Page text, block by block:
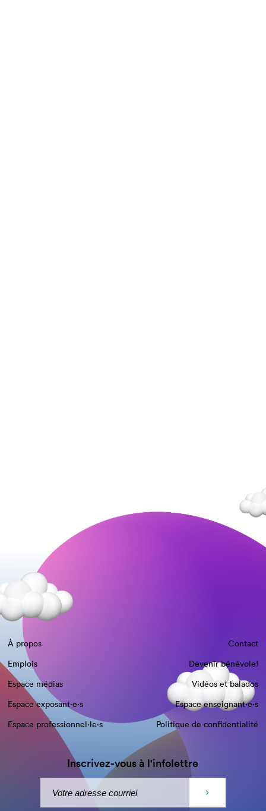
À propos
Contact
Emplois
Devenir bénévole!
Espace médias
Vidéos et balados
Espace exposant·e⋅s
Espace enseignant·e⋅s
Espace professionnel·le⋅s
Politique de confidentialité
Inscrivez-vous à l'infolettre